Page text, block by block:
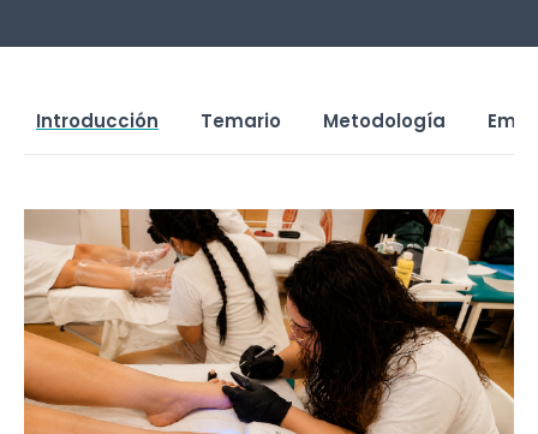
Introducción Temario Metodología